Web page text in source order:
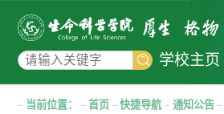
学校主页
当前位置： 首页 快捷导航 通知公告